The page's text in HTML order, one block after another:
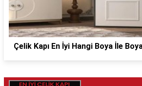
Çelik Kapı En İyi Hangi Boya İle